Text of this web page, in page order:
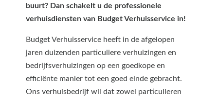
buurt? Dan schakelt u de professionele
verhuisdiensten van Budget Verhuisservice in!
Budget Verhuisservice heeft in de afgelopen
jaren duizenden particuliere verhuizingen en
bedrijfsverhuizingen op een goedkope en
efficiënte manier tot een goed einde gebracht.
Ons verhuisbedrijf wil dat zowel particulieren